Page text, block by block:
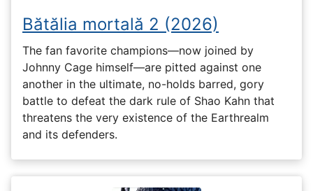
Bătălia mortală 2 (2026)
The fan favorite champions—now joined by
Johnny Cage himself—are pitted against one
another in the ultimate, no-holds barred, gory
battle to defeat the dark rule of Shao Kahn that
threatens the very existence of the Earthrealm
and its defenders.